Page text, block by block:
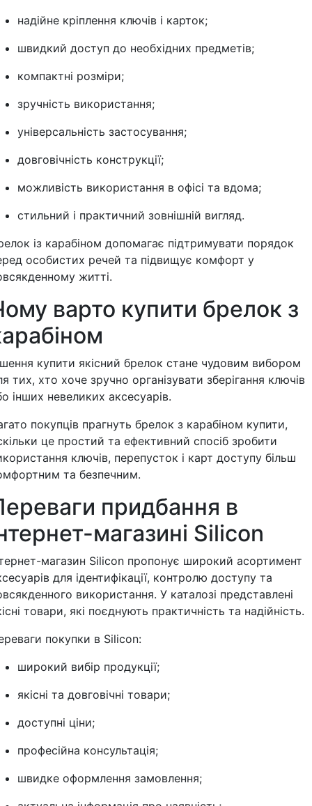
надійне кріплення ключів і карток;
швидкий доступ до необхідних предметів;
компактні розміри;
зручність використання;
універсальність застосування;
довговічність конструкції;
можливість використання в офісі та вдома;
стильний і практичний зовнішній вигляд.
із карабіном допомагає підтримувати порядок
особистих речей та підвищує комфорт у
житті.
варто купити брелок з
купити якісний брелок стане чудовим вибором
тих, хто хоче зручно організувати зберігання ключів
інших невеликих аксесуарів.
покупців прагнуть брелок з карабіном купити,
це простий та ефективний спосіб зробити
ключів, перепусток і карт доступу більш
та безпечним.
придбання в
магазині Silicon
магазин Silicon пропонує широкий асортимент
для ідентифікації, контролю доступу та
використання. У каталозі представлені
товари, які поєднують практичність та надійність.
покупки в Silicon:
широкий вибір продукції;
якісні та довговічні товари;
доступні ціни;
професійна консультація;
швидке оформлення замовлення;